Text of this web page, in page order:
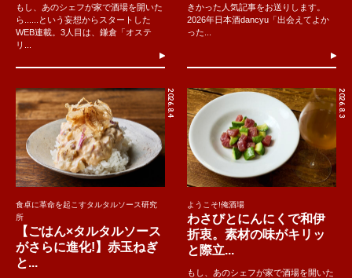
もし、あのシェフが家で酒場を開いた
ら......という妄想からスタートした
WEB連載。3人目は、鎌倉「オステ
リ...
きかった人気記事をお送りします。
2026年日本酒dancyu「出会えてよか
った...
2026.8.4
食卓に革命を起こすタルタルソース研究
所
【ごはん×タルタルソース
がさらに進化!】赤玉ねぎ
と...
2026.8.3
ようこそ!俺酒場
わさびとにんにくで和伊
折衷。素材の味がキリッ
と際立...
もし、あのシェフが家で酒場を開いた